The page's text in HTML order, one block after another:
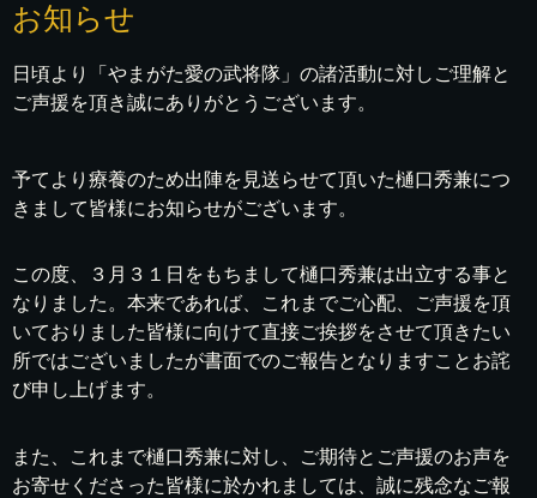
お知らせ
日頃より「やまがた愛の武将隊」の諸活動に対しご理解と
ご声援を頂き誠にありがとうございます。
予てより療養のため出陣を見送らせて頂いた樋口秀兼につ
きまして皆様にお知らせがございます。
この度、３月３１日をもちまして樋口秀兼は出立する事と
なりました。本来であれば、これまでご心配、ご声援を頂
いておりました皆様に向けて直接ご挨拶をさせて頂きたい
所ではございましたが書面でのご報告となりますことお詫
び申し上げます。
また、これまで樋口秀兼に対し、ご期待とご声援のお声を
お寄せくださった皆様に於かれましては、誠に残念なご報